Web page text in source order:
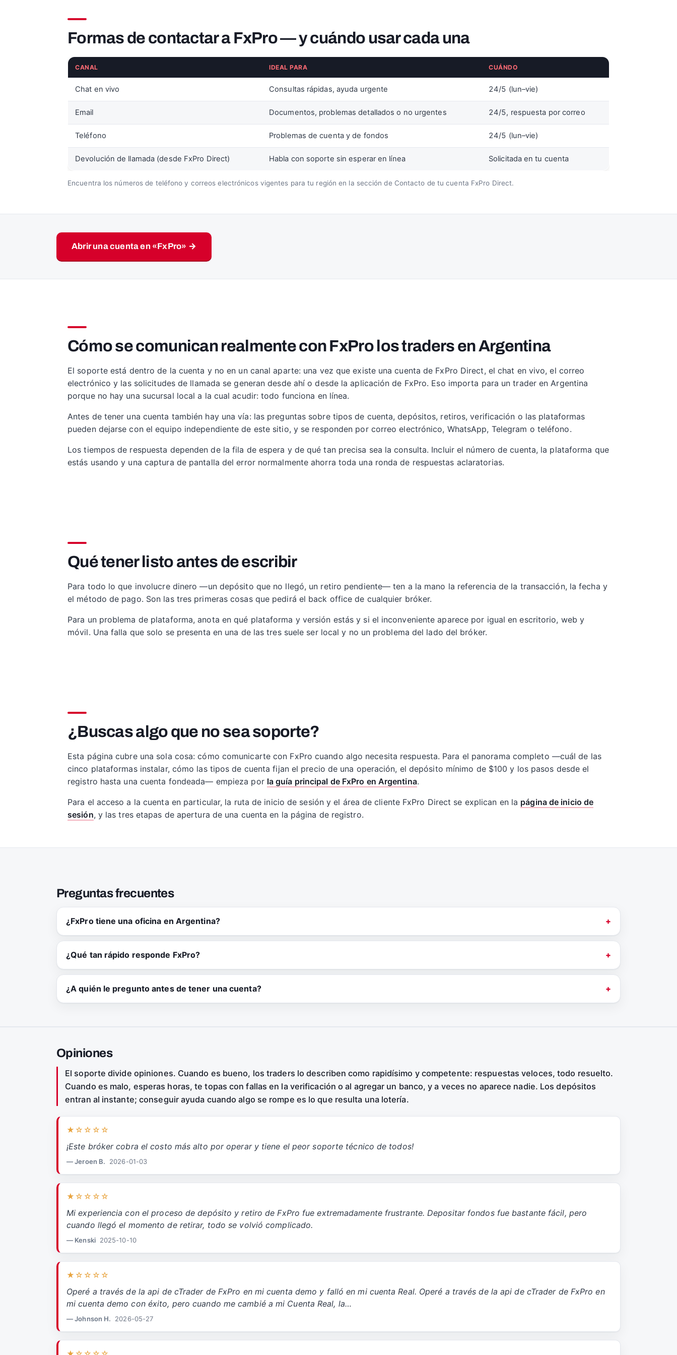
Formas de contactar a FxPro — y cuándo usar cada una
CANAL IDEAL PARA CUÁNDO
Chat en vivo Consultas rápidas, ayuda urgente 24/5 (lun–vie)
Email Documentos, problemas detallados o no urgentes 24/5, respuesta por correo
Teléfono Problemas de cuenta y de fondos 24/5 (lun–vie)
Devolución de llamada (desde FxPro Direct) Habla con soporte sin esperar en línea Solicitada en tu cuenta
Encuentra los números de teléfono y correos electrónicos vigentes para tu región en la sección de Contacto de tu cuenta FxPro Direct.
Abrir una cuenta en «FxPro» →
Cómo se comunican realmente con FxPro los traders en Argentina
El soporte está dentro de la cuenta y no en un canal aparte: una vez que existe una cuenta de FxPro Direct, el chat en vivo, el correo
electrónico y las solicitudes de llamada se generan desde ahí o desde la aplicación de FxPro. Eso importa para un trader en Argentina
porque no hay una sucursal local a la cual acudir: todo funciona en línea.
Antes de tener una cuenta también hay una vía: las preguntas sobre tipos de cuenta, depósitos, retiros, verificación o las plataformas
pueden dejarse con el equipo independiente de este sitio, y se responden por correo electrónico, WhatsApp, Telegram o teléfono.
Los tiempos de respuesta dependen de la fila de espera y de qué tan precisa sea la consulta. Incluir el número de cuenta, la plataforma que
estás usando y una captura de pantalla del error normalmente ahorra toda una ronda de respuestas aclaratorias.
Qué tener listo antes de escribir
Para todo lo que involucre dinero —un depósito que no llegó, un retiro pendiente— ten a la mano la referencia de la transacción, la fecha y
el método de pago. Son las tres primeras cosas que pedirá el back office de cualquier bróker.
Para un problema de plataforma, anota en qué plataforma y versión estás y si el inconveniente aparece por igual en escritorio, web y
móvil. Una falla que solo se presenta en una de las tres suele ser local y no un problema del lado del bróker.
¿Buscas algo que no sea soporte?
Esta página cubre una sola cosa: cómo comunicarte con FxPro cuando algo necesita respuesta. Para el panorama completo —cuál de las
cinco plataformas instalar, cómo las tipos de cuenta fijan el precio de una operación, el depósito mínimo de $100 y los pasos desde el
registro hasta una cuenta fondeada— empieza por la guía principal de FxPro en Argentina.
Para el acceso a la cuenta en particular, la ruta de inicio de sesión y el área de cliente FxPro Direct se explican en la página de inicio de
sesión, y las tres etapas de apertura de una cuenta en la página de registro.
Preguntas frecuentes
¿FxPro tiene una oficina en Argentina?
¿Qué tan rápido responde FxPro?
¿A quién le pregunto antes de tener una cuenta?
Opiniones
El soporte divide opiniones. Cuando es bueno, los traders lo describen como rapidísimo y competente: respuestas veloces, todo resuelto.
Cuando es malo, esperas horas, te topas con fallas en la verificación o al agregar un banco, y a veces no aparece nadie. Los depósitos
entran al instante; conseguir ayuda cuando algo se rompe es lo que resulta una lotería.
★☆☆☆☆
¡Este bróker cobra el costo más alto por operar y tiene el peor soporte técnico de todos!
— Jeroen B. 2026-01-03
★☆☆☆☆
Mi experiencia con el proceso de depósito y retiro de FxPro fue extremadamente frustrante. Depositar fondos fue bastante fácil, pero
cuando llegó el momento de retirar, todo se volvió complicado.
— Kenski 2025-10-10
★☆☆☆☆
Operé a través de la api de cTrader de FxPro en mi cuenta demo y falló en mi cuenta Real. Operé a través de la api de cTrader de FxPro en
mi cuenta demo con éxito, pero cuando me cambié a mi Cuenta Real, la…
— Johnson H. 2026-05-27